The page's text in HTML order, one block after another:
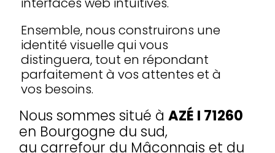
Ensemble, nous construirons une
identité visuelle qui vous
distinguera, tout en répondant
parfaitement à vos attentes et à
vos besoins.
Nous sommes situé àAZÉ I 71260
en Bourgogne du sud,
au carrefour du Mâconnais et du